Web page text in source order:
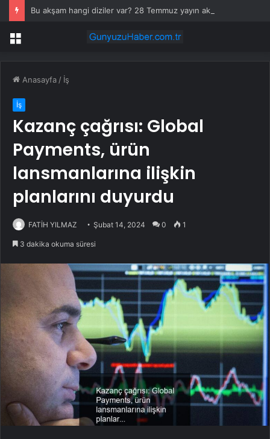
Menü
Anasayfa / İş
İş
Kazanç çağrısı: Global
Payments, ürün
lansmanlarına ilişkin
planlarını duyurdu
FATİH YILMAZ Şubat 14, 2024 0 1
3 dakika okuma süresi